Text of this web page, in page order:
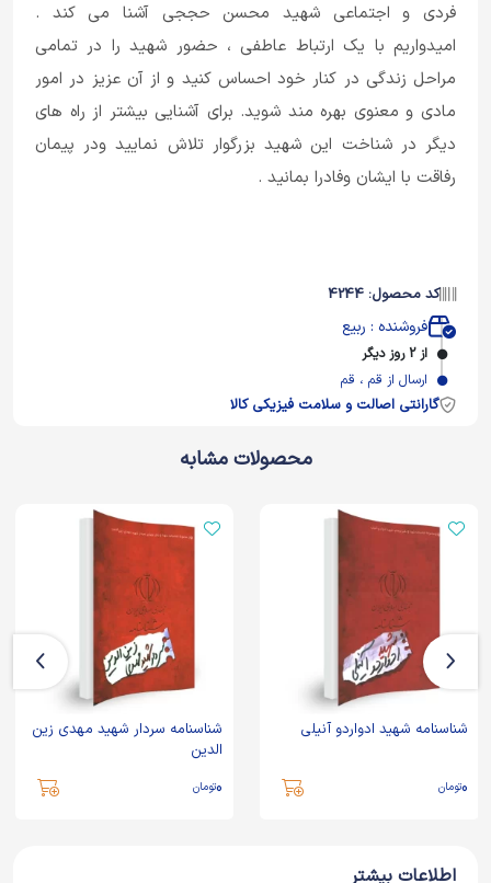
فردی و اجتماعی شهید محسن حججی آشنا می کند .
امیدواریم با یک ارتباط عاطفی ، حضور شهید را در تمامی
مراحل زندگی در کنار خود احساس کنید و از آن عزیز در امور
مادی و معنوی بهره مند شوید. برای آشنایی بیشتر از راه های
دیگر در شناخت این شهید بزرگوار تلاش نمایید ودر پیمان
رفاقت با ایشان وفادرا بمانید .
کد محصول: 4244
فروشنده : ربیع
از 2 روز دیگر
ارسال از قم ، قم
گارانتی اصالت و سلامت فیزیکی کالا
محصولات مشابه
شناسنامه شهید ادواردو آنیلی
0تومان
شناسنامه سردار شهید مهدی زین
الدین
0تومان
اطلاعات بیشتر